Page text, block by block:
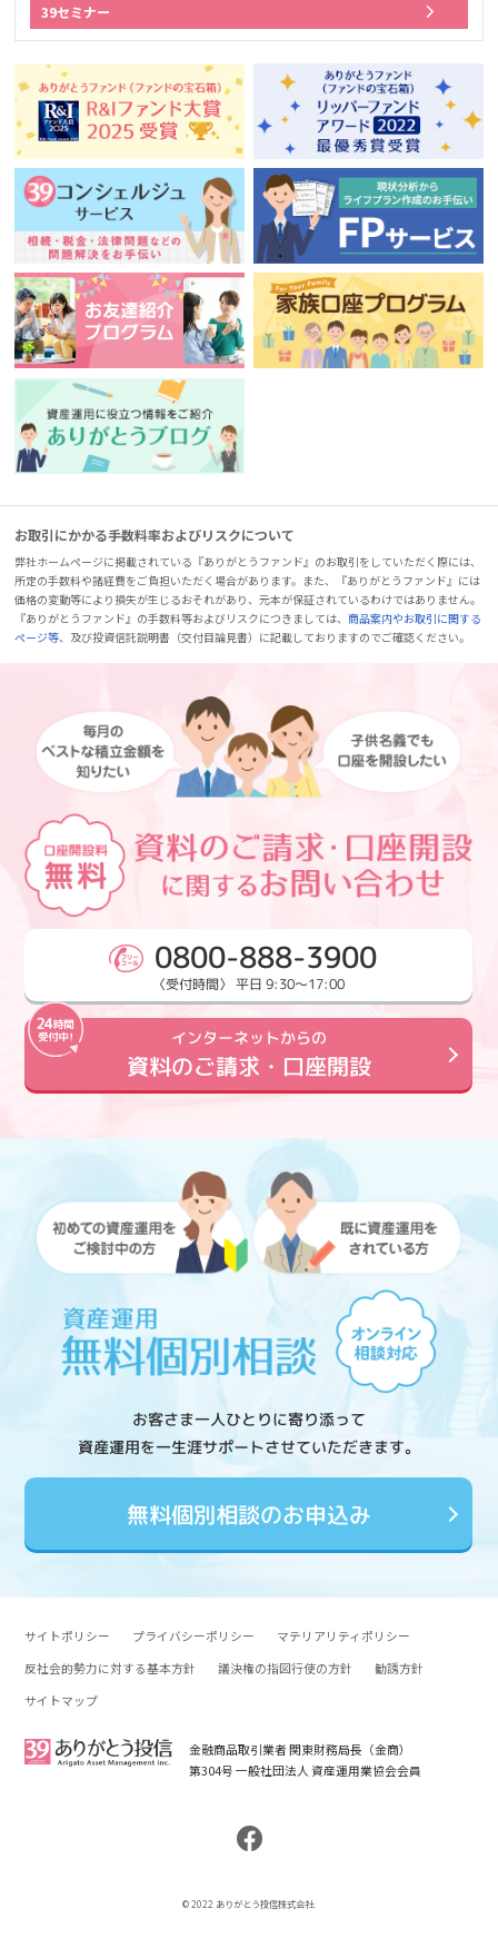
39セミナー
お取引にかかる手数料率およびリスクについて
弊社ホームページに掲載されている『ありがとうファンド』のお取引をしていただく際には、
所定の手数料や諸経費をご負担いただく場合があります。また、『ありがとうファンド』には
価格の変動等により損失が生じるおそれがあり、元本が保証されているわけではありません。
『ありがとうファンド』の手数料等およびリスクにつきましては、商品案内やお取引に関する
ページ等、及び投資信託説明書（交付目論見書）に記載しておりますのでご確認ください。
0800-888-3900
〈受付時間〉 平日 9:30～17:00
インターネットからの
資料のご請求・口座開設
お客さま一人ひとりに寄り添って
資産運用を一生涯サポートさせていただきます。
無料個別相談のお申込み
サイトポリシー プライバシーポリシー
マテリアリティポリシー
反社会的勢力に対する基本方針
議決権の指図行使の方針
勧誘方針
サイトマップ
金融商品取引業者 関東財務局長（金商）
第304号 一般社団法人 資産運用業協会会員
© 2022 ありがとう投信株式会社.